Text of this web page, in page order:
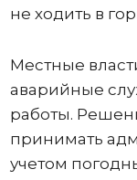
не ходить в
Местные
аварийные
работы.
принимать
учетом